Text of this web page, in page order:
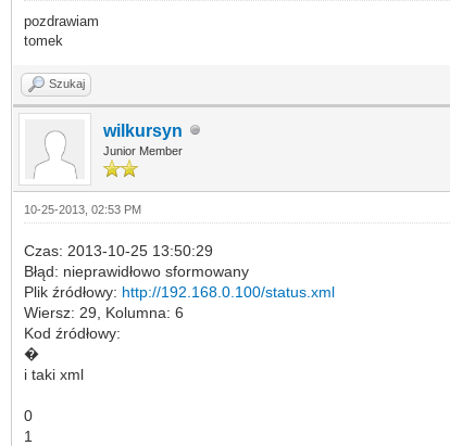
pozdrawiam
tomek
Szukaj
wilkursyn
Junior Member
10-25-2013, 02:53 PM
Czas: 2013-10-25 13:50:29
Błąd: nieprawidłowo sformowany
Plik źródłowy: http://192.168.0.100/status.xml
Wiersz: 29, Kolumna: 6
Kod źródłowy:
�
i taki xml
0
1